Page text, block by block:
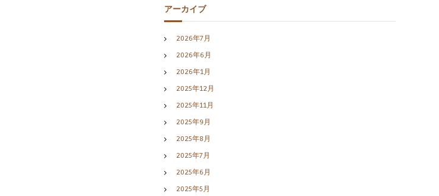
アーカイブ
2026年7月
2026年6月
2026年1月
2025年12月
2025年11月
2025年9月
2025年8月
2025年7月
2025年6月
2025年5月